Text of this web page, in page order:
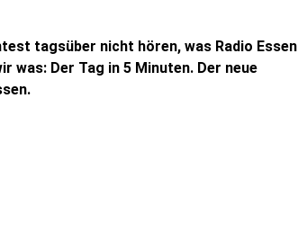
tagsüber nicht hören, was Radio Essen
was: Der Tag in 5 Minuten. Der neue